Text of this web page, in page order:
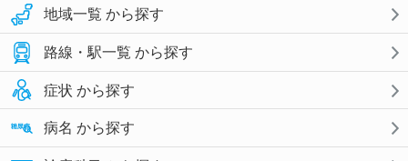
地域一覧 から探す
路線・駅一覧 から探す
症状 から探す
病名 から探す